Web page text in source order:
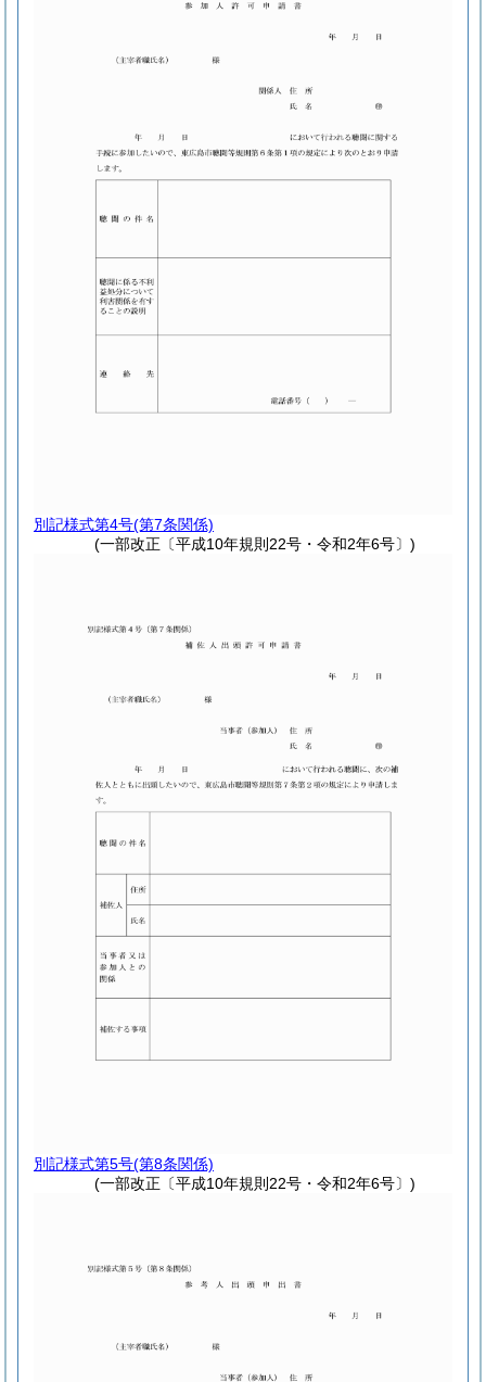
別記様式第4号(第7条関係)
(一部改正〔平成10年規則22号・令和2年6号〕)
別記様式第5号(第8条関係)
(一部改正〔平成10年規則22号・令和2年6号〕)